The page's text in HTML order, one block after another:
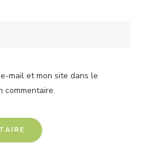
mail et mon site dans le
commentaire.